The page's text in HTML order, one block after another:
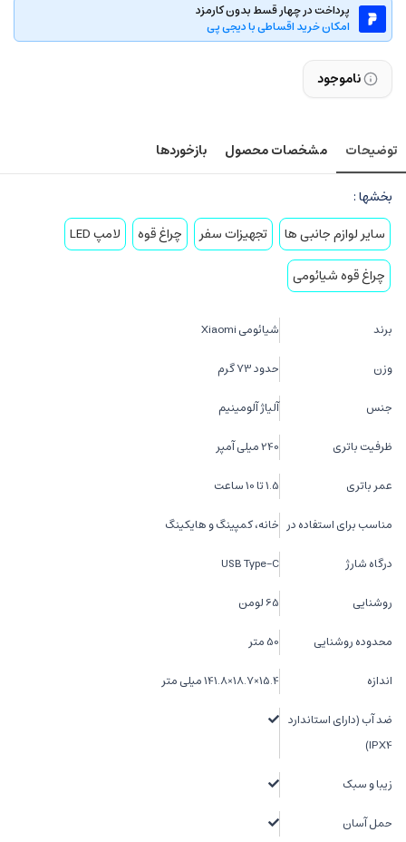
پرداخت در چهار قسط بدون کارمزد
امکان خرید اقساطی با دیجی پی
ناموجود
توضیحات مشخصات محصول بازخوردها
بخشها :
سایر لوازم جانبی ها
تجهیزات سفر چراغ قوه
لامپ LED
چراغ قوه شیائومی
برند شیائومی Xiaomi
وزن حدود ۷3 گرم
جنس آلیاژ آلومینیم
ظرفیت باتری 240 میلی آمپر
عمر باتری 1.5 تا 10 ساعت
مناسب برای استفاده در خانه، کمپینگ و هایکینگ
درگاه شارژ USB Type-C
روشنایی 65 لومن
محدوده روشنایی 50 متر
اندازه 15.4×18.7×141.8 میلی متر
ضد آب (دارای استاندارد
IPX4)
زیبا و سبک
حمل آسان